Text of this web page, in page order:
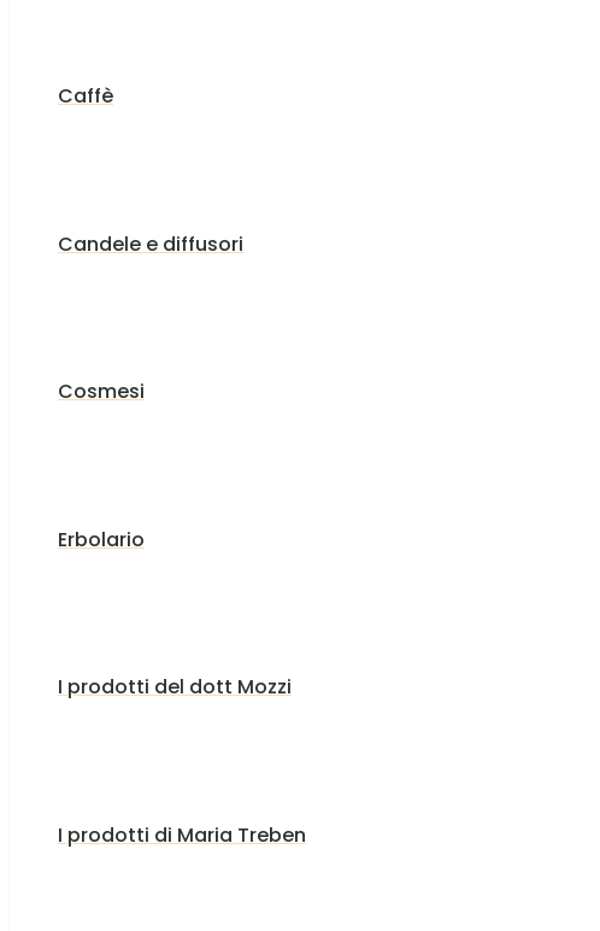
Caffè
Candele e diffusori
Cosmesi
Erbolario
I prodotti del dott Mozzi
I prodotti di Maria Treben